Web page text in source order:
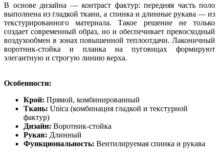
В основе дизайна — контраст фактур: передняя часть поло
выполнена из гладкой ткани, а спинка и длинные рукава — из
текстурированного материала. Такое решение не только
создает современный образ, но и обеспечивает превосходный
воздухообмен в зонах повышенной теплоотдачи. Лаконичный
воротник-стойка и планка на пуговицах формируют
элегантную и строгую линию верха.
Особенности:
Крой: Прямой, комбинированный
Ткань: Unica (комбинация гладкой и текстурной
фактур)
Дизайн: Воротник-стойка
Рукав: Длинный
Функциональность: Вентилируемая спинка и рукава